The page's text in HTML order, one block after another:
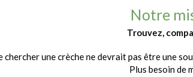
Notre
Trouvez,
chercher une crèche ne devrait pas être une
Plus besoin de